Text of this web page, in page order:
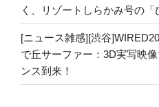
く、リゾートしらかみ号の「
[ニュース雑感][渋谷
で丘サーファー：3D実写映
ンス到来！